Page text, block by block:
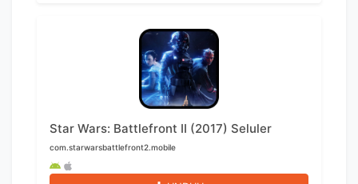
Star Wars: Battlefront II (2017) Seluler
com.starwarsbattlefront2.mobile